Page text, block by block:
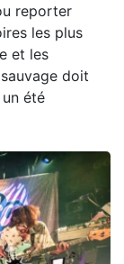
reporter
les plus
et les
doit
été